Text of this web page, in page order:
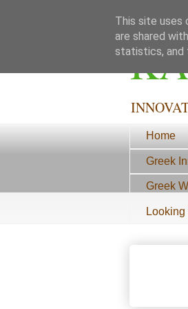
Home
Greek
Greek
This site uses
are shared
statistics, and